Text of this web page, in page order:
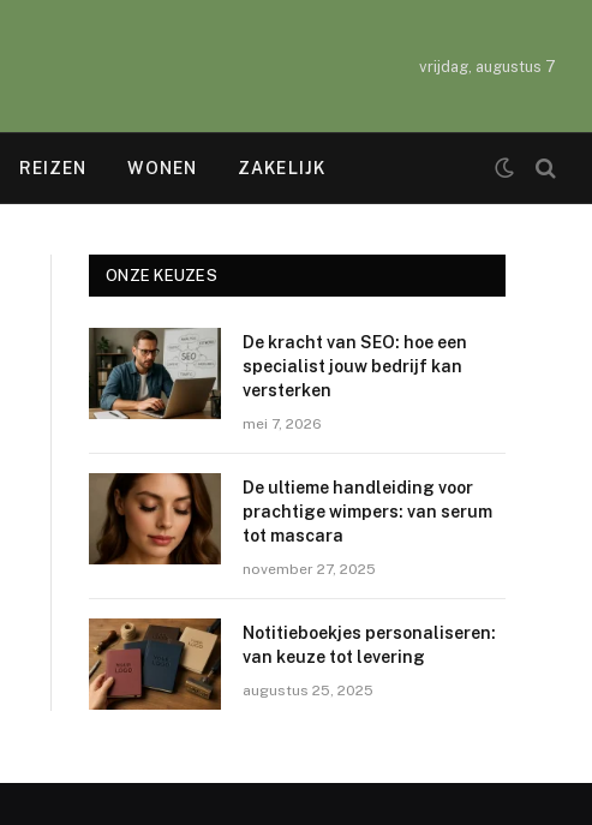
vrijdag, augustus 7
REIZEN WONEN ZAKELIJK
ONZE KEUZES
De kracht van SEO: hoe een
specialist jouw bedrijf kan
versterken
mei 7, 2026
De ultieme handleiding voor
prachtige wimpers: van serum
tot mascara
november 27, 2025
Notitieboekjes personaliseren:
van keuze tot levering
augustus 25, 2025